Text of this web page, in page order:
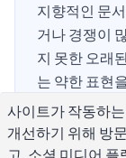
지향적인 문
거나 경쟁이
지 못한 오래
는 약한 표현
직무 기술서
줄 수 있습니
용하여 채용
사이트가 작동하
개선하기 위해 방
고, 소셜 미디어